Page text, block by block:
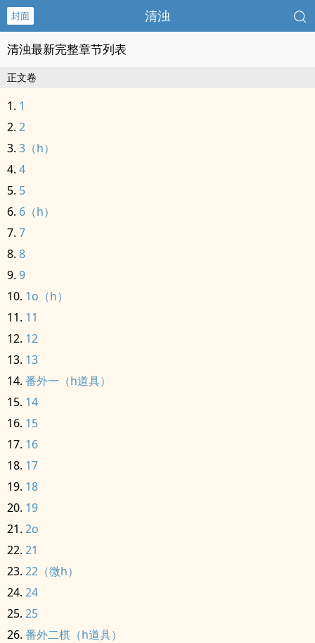
封面 清浊
清浊最新完整章节列表
正文卷
1
2
3（h）
4
5
6（h）
7
8
9
1o（h）
11
12
13
番外一（h道具）
14
15
16
17
18
19
2o
21
22（微h）
24
25
番外二棋（h道具）